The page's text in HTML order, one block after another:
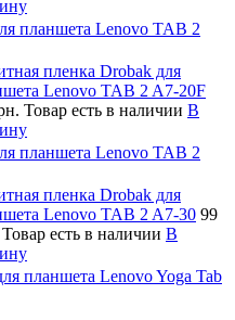
планшета Lenovo TAB 2
пленка Drobak для
Lenovo TAB 2 A7-20F
Товар есть в наличии В
планшета Lenovo TAB 2
пленка Drobak для
Lenovo TAB 2 A7-30 99
Товар есть в наличии В
планшета Lenovo Yoga Tab